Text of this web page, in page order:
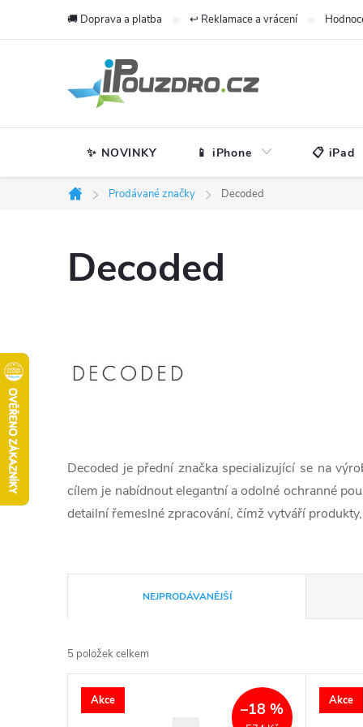
🚚 Doprava a platba ↩️ Reklamace a vrácení
✨ NOVINKY 📱 iPhone 📋 iPad
Domů
Prodávané značky Decoded
Decoded
Decoded je přední značka specializující se na
cílem je nabídnout elegantní a odolné ochranné
detailní řemeslné zpracování, čímž vytváří
a
z
e
NEJPRODÁVANĚJŠÍ
5 položek celkem
VAkce –18 % Akce